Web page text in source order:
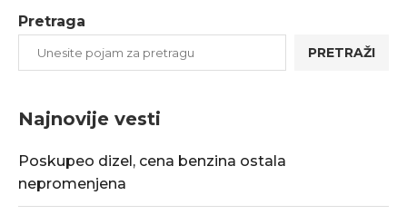
Pretraga
PRETRAŽI
Najnovije vesti
Poskupeo dizel, cena benzina ostala
nepromenjena